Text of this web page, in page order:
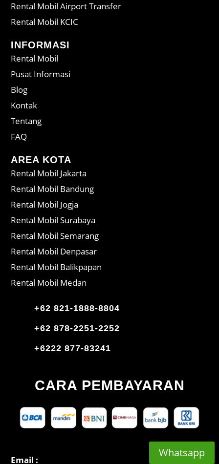
Rental Mobil Airport Transfer
Rental Mobil KCIC
INFORMASI
Rental Mobil
Pusat Informasi
Blog
Kontak
Tentang
FAQ
AREA KOTA
Rental Mobil Jakarta
Rental Mobil Bandung
Rental Mobil Jogja
Rental Mobil Surabaya
Rental Mobil Semarang
Rental Mobil Denpasar
Rental Mobil Balikpapan
Rental Mobil Medan
+62 821-1888-8804
+62 878-2251-2252
+6222 877-83241
CARA PEMBAYARAN
Email :
Whatsapp